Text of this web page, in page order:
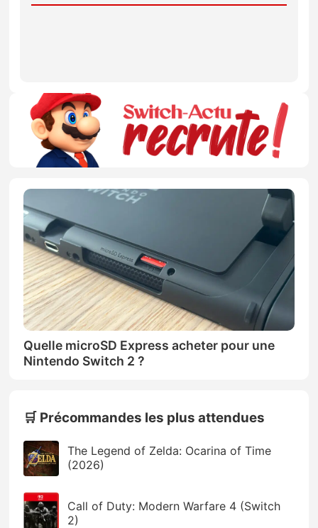
Quelle microSD Express acheter pour une
Nintendo Switch 2 ?
🛒 Précommandes les plus attendues
The Legend of Zelda: Ocarina of Time
(2026)
Call of Duty: Modern Warfare 4 (Switch
2)